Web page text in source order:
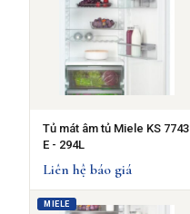
Tủ mát âm tủ Miele KS 7743
E - 294L
Liên hệ báo giá
MIELE